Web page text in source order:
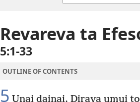
Revareva ta
5:1-33
OUTLINE OF CONTENTS
5 Unai dainai, Dirava umui